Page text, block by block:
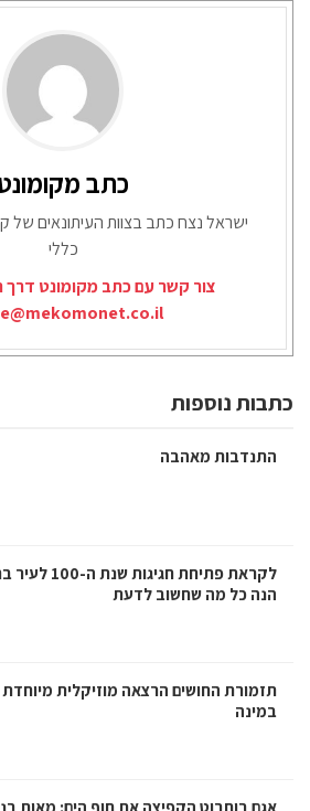
כתב
ישראל נצח כתב בצוות העיתונאים של
כללי
צור קשר עם כתב מקומונט דרך
כתבות נוספות
התנדבות מאהבה
לקראת פתיחת חגיגות
הנה כל מה שחשוב לדעת
תזמורת החושים הרצאה מוזיקלית מיוחדת
במינה
אגם בוחבוט הקפיצה את חוף הים: מאות